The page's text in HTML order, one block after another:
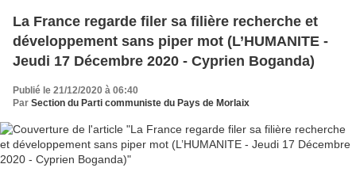
La France regarde filer sa filière recherche et
développement sans piper mot (L’HUMANITE -
Jeudi 17 Décembre 2020 - Cyprien Boganda)
Publié le 21/12/2020 à 06:40
Par Section du Parti communiste du Pays de Morlaix